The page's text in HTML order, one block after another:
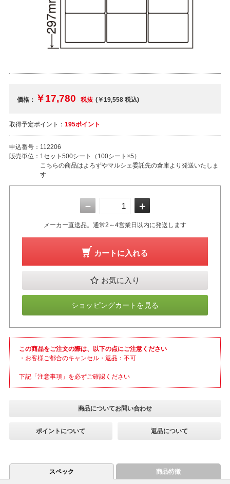
価格： ￥17,780 税抜 (￥19,558税込)
取得予定ポイント： 195ポイント
申込番号： 112206
販売単位： 1セット500シート（100シート×5）
こちらの商品はよろずやマルシェ委託先の倉庫より発送いたしま
す
－ ＋
メーカー直送品。通常2～4営業日以内に発送します
カートに入れる
お気に入り
ショッピングカートを見る
この商品をご注文の際は、以下の点にご注意ください
・お客様ご都合のキャンセル・返品：不可
下記「注意事項」を必ずご確認ください
商品についてお問い合わせ
ポイントについて 返品について
スペック 商品特徴